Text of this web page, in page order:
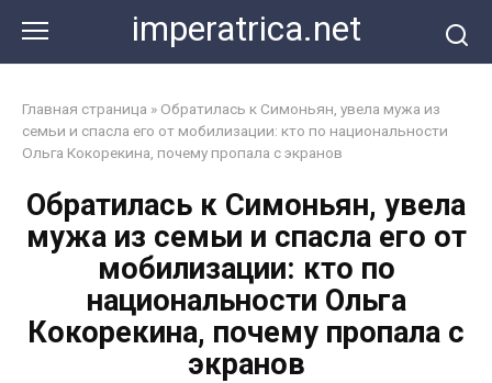
контенту
imperatrica.net
Главная страница » Обратилась к Симоньян, увела мужа из
семьи и спасла его от мобилизации: кто по национальности
Ольга Кокорекина, почему пропала с экранов
Обратилась к Симоньян, увела
мужа из семьи и спасла его от
мобилизации: кто по
национальности Ольга
Кокорекина, почему пропала с
экранов